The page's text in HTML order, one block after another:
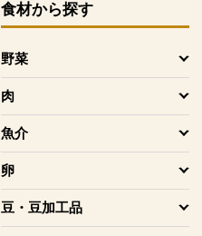
食材から探す
野菜
を開く
肉
を開く
魚介
を開く
卵
を開く
豆・豆加工品
を開く